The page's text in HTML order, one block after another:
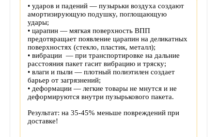
• ударов и падений — пузырьки воздуха создают
амортизирующую подушку, поглощающую
удары;
• царапин — мягкая поверхность ВПП
предотвращает появление царапин на деликатных
поверхностях (стекло, пластик, металл);
• вибрации — при транспортировке на дальние
расстояния пакет гасит вибрацию и тряску;
• влаги и пыли — плотный полиэтилен создает
барьер от загрязнений;
• деформации — легкие товары не мнутся и не
деформируются внутри пузырькового пакета.
Результат: на 35-45% меньше повреждений при
доставке!